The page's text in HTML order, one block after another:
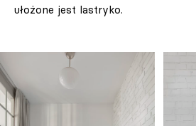
ułożone jest lastryko.